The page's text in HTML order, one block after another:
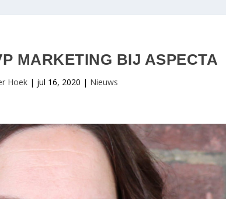
MARKETING BIJ ASPECTA
Hoek| jul 16, 2020 | Nieuws